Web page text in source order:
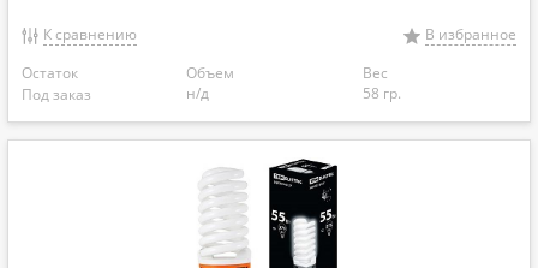
К сравнению
В избранное
Остаток
Под заказ
Объем
н/д
Вес
58 гр.